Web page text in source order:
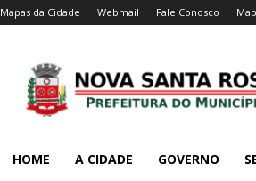
Mapas da Cidade Webmail Fale Conosco
HOME A CIDADE GOVERNO